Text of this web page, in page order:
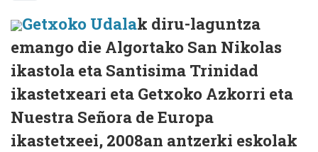
Getxoko Udalak diru-laguntza
emango die Algortako San Nikolas
ikastola eta Santisima Trinidad
ikastetxeari eta Getxoko Azkorri eta
Nuestra Señora de Europa
ikastetxeei, 2008an antzerki eskolak